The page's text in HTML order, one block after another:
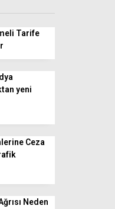
Tarife
yeni
Ceza
Neden